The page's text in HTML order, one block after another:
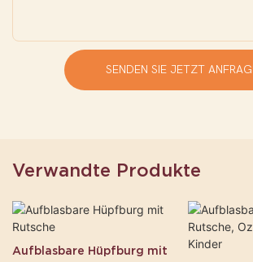
SENDEN SIE JETZT
Verwandte Produkte
Aufblasbare Hüpfburg mit